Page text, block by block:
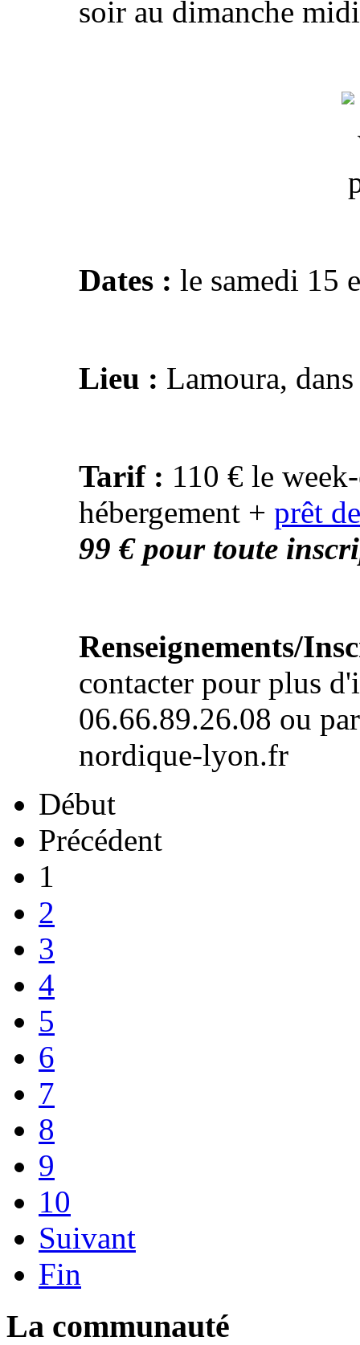
soir au dimanche
Dates : le samedi 15
Lieu : Lamoura,
Tarif : 110 € le
hébergement + prêt
99 € pour toute
Renseignements/
contacter pour plus
06.66.89.26.08 ou
nordique-lyon.fr
Début
Précédent
1
2
3
4
5
6
7
8
9
10
Suivant
Fin
La communauté